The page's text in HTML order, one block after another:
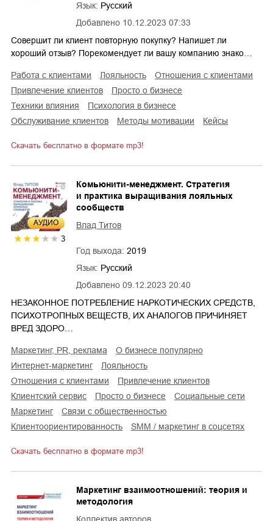
Добавлено 10.12.2023 07:33
Язык: Русский
Совершит ли клиент повторную покупку? Напишет ли
хороший отзыв? Порекомендует ли вашу компанию знако…
работа с клиентами лояльность
отношения с клиентами
привлечение клиентов
просто о бизнесе
техники влияния
психология в бизнесе
обслуживание клиентов
методы мотивации кейсы
Скачать бесплатно в формате mp3!
AУДИО
3
Добавлено 09.12.2023 20:40
Комьюнити-менеджмент. Стратегия
и практика выращивания лояльных
сообществ
Влад Титов
Год выхода: 2019
Язык: Русский
НЕЗАКОННОЕ ПОТРЕБЛЕНИЕ НАРКОТИЧЕСКИХ СРЕДСТВ,
ПСИХОТРОПНЫХ ВЕЩЕСТВ, ИХ АНАЛОГОВ ПРИЧИНЯЕТ
ВРЕД ЗДОРО…
маркетинг, PR, реклама
о бизнесе популярно
интернет-маркетинг
лояльность
отношения с клиентами
привлечение клиентов
клиентский сервис
просто о бизнесе
социальные сети
маркетинг
связи с общественностью
клиентоориентированность
SMM / маркетинг в соцсетях
Скачать бесплатно в формате mp3!
Маркетинг взаимоотношений: теория и
методология